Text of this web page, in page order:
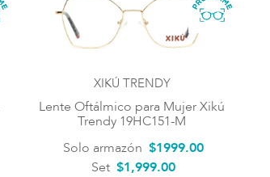
XIKÚ TRENDY
Lente Oftálmico para Mujer Xikú
Trendy 19HC151-M
Solo armazón $1999.00
Set $1,999.00